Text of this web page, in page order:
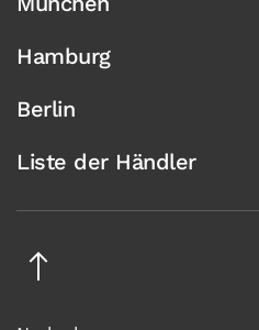
Hamburg
Berlin
Liste der Händler